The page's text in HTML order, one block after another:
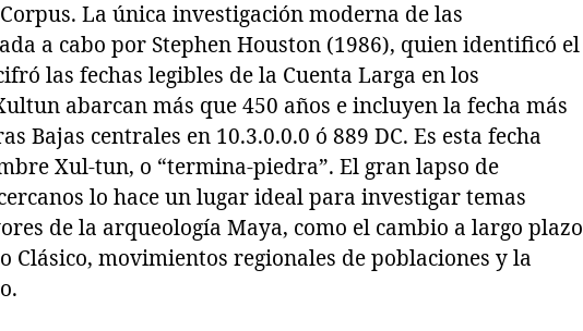
La única investigación moderna de las
a cabo por Stephen Houston (1986), quien identificó el
las fechas legibles de la Cuenta Larga en los
abarcan más que 450 años e incluyen la fecha más
Bajas centrales en 10.3.0.0.0 ó 889 DC. Es esta fecha
Xul-tun, o “termina-piedra”. El gran lapso de
lo hace un lugar ideal para investigar temas
de la arqueología Maya, como el cambio a largo plazo
Clásico, movimientos regionales de poblaciones y la